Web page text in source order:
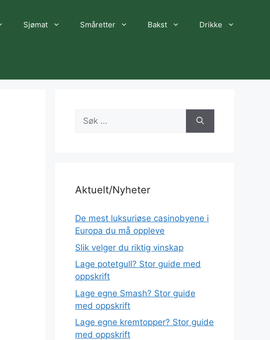
Sjømat Småretter Bakst Drikke
Søk
etter:
Aktuelt/Nyheter
De mest luksuriøse casinobyene i
Europa du må oppleve
Slik velger du riktig vinskap
Lage potetgull? Stor guide med
oppskrift
Lage egne Smash? Stor guide
med oppskrift
Lage egne kremtopper? Stor guide
med oppskrift